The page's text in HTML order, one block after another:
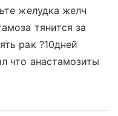
желудка желч
тянится за
рак ?10дней
что анастамозиты